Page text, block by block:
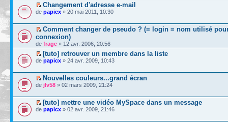
Changement d'adresse e-mail
de papicx » 20 mai 2011, 10:30
Comment changer de pseudo ? (= login = nom utilisé
connexion)
de frage » 12 avr. 2006, 20:56
[tuto] retrouver un membre dans la liste
de papicx » 24 avr. 2009, 10:43
Nouvelles couleurs...grand écran
de jlv58 » 02 mars 2009, 21:24
[tuto] mettre une vidéo MySpace dans un message
de papicx » 02 avr. 2009, 21:46